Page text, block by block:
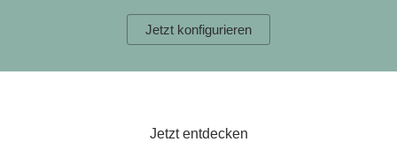
Jetzt konfigurieren
Jetzt entdecken
Massivholz-Schränke & -Regale